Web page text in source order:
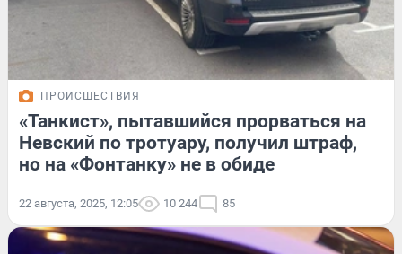
ПРОИСШЕСТВИЯ
«Танкист», пытавшийся прорваться на
Невский по тротуару, получил штраф,
но на «Фонтанку» не в обиде
22 августа, 2025, 12:05 10 244 85